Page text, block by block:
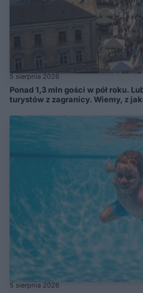
5 sierpnia 2026
Ponad 1,3 mln gości w pół roku.
turystów z zagranicy. Wiemy, z
5 sierpnia 2026